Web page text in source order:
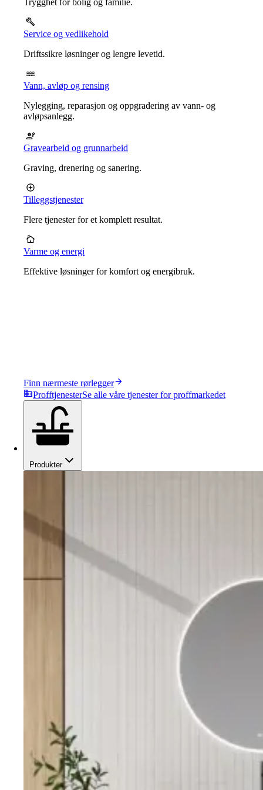
Service og vedlikehold
Driftssikre løsninger og lengre levetid.
Vann, avløp og rensing
Nylegging, reparasjon og oppgradering av vann- og
avløpsanlegg.
Gravearbeid og grunnarbeid
Graving, drenering og sanering.
Tilleggstjenester
Flere tjenester for et komplett resultat.
Varme og energi
Effektive løsninger for komfort og energibruk.
Finn nærmeste rørlegger
ProfftjenesterSe alle våre tjenester for proffmarkedet
Produkter